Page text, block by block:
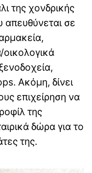
της χονδρικής
σε
Ακόμη, δίνει
επιχείρηση να
της
δώρα για το
της.